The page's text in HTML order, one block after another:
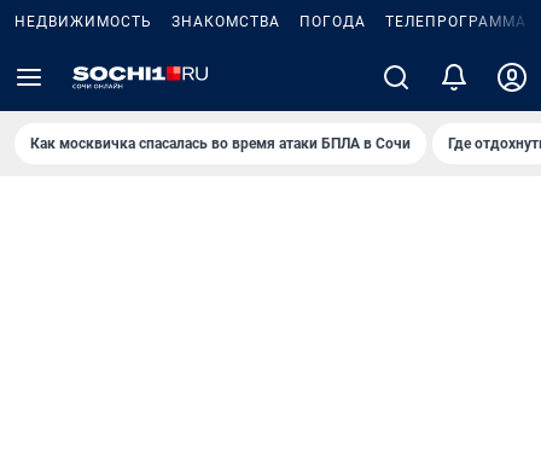
НЕДВИЖИМОСТЬ ЗНАКОМСТВА ПОГОДА ТЕЛЕПРОГРАММА
Как москвичка спасалась во время атаки БПЛА в Сочи Где